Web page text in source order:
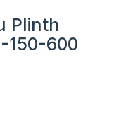
Plinth
150-600